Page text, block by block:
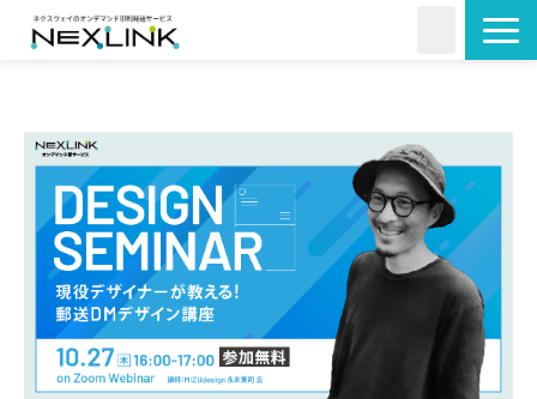
料金・形状
導入事例
よくあるご質問